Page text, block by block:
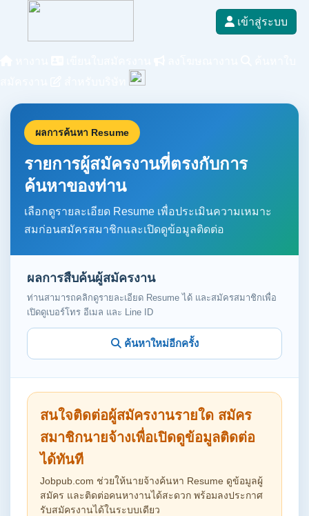
เข้าสู่ระบบ
ผลการค้นหา Resume
รายการผู้สมัครงานที่ตรงกับการ
ค้นหาของท่าน
เลือกดูรายละเอียด Resume เพื่อประเมินความเหมาะ
สมก่อนสมัครสมาชิกและเปิดดูข้อมูลติดต่อ
ผลการสืบค้นผู้สมัครงาน
ท่านสามารถคลิกดูรายละเอียด Resume ได้ และสมัครสมาชิกเพื่อ
เปิดดูเบอร์โทร อีเมล และ Line ID
ค้นหาใหม่อีกครั้ง
สนใจติดต่อผู้สมัครงานรายใด สมัคร
สมาชิกนายจ้างเพื่อเปิดดูข้อมูลติดต่อ
ได้ทันที
Jobpub.com ช่วยให้นายจ้างค้นหา Resume ดูข้อมูลผู้
สมัคร และติดต่อคนหางานได้สะดวก พร้อมลงประกาศ
รับสมัครงานได้ในระบบเดียว